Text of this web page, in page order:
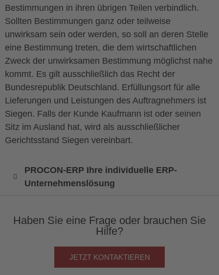
Bestimmungen in ihren übrigen Teilen verbindlich.
Sollten Bestimmungen ganz oder teilweise
unwirksam sein oder werden, so soll an deren Stelle
eine Bestimmung treten, die dem wirtschaftlichen
Zweck der unwirksamen Bestimmung möglichst nahe
kommt. Es gilt ausschließlich das Recht der
Bundesrepublik Deutschland. Erfüllungsort für alle
Lieferungen und Leistungen des Auftragnehmers ist
Siegen. Falls der Kunde Kaufmann ist oder seinen
Sitz im Ausland hat, wird als ausschließlicher
Gerichtsstand Siegen vereinbart.
PROCON-ERP Ihre individuelle ERP-
Unternehmenslösung
Haben Sie eine Frage oder brauchen Sie
Hilfe?
JETZT KONTAKTIEREN